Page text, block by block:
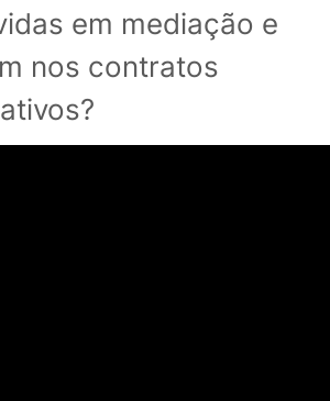
em mediação e
nos contratos